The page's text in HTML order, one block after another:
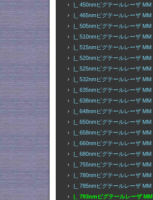
|_ 450nmピグテールレーザ MM
|_ 465nmピグテールレーザ MM
|_ 505nmピグテールレーザ MM
|_ 510nmピグテールレーザ MM
|_ 515nmピグテールレーザ MM
|_ 520nmピグテールレーザ MM
|_ 525nmピグテールレーザ MM
|_ 532nmピグテールレーザ MM
|_ 635nmピグテールレーザ MM
|_ 638nmピグテールレーザ MM
|_ 648nmピグテールレーザ MM
|_ 650nmピグテールレーザ MM
|_ 658nmピグテールレーザ MM
|_ 660nmピグテールレーザ MM
|_ 680nmピグテールレーザ MM
|_ 755nmピグテールレーザ MM
|_ 780nmピグテールレーザ MM
|_ 785nmピグテールレーザ MM
|_ 793nmピグテールレーザ MM